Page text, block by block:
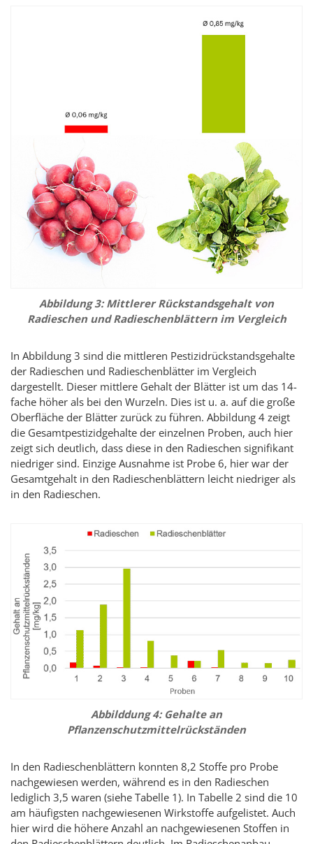
Abbildung 3: Mittlerer Rückstandsgehalt von
Radieschen und Radieschenblättern im Vergleich
In Abbildung 3 sind die mittleren Pestizidrückstandsgehalte
der Radieschen und Radieschenblätter im Vergleich
dargestellt. Dieser mittlere Gehalt der Blätter ist um das 14-
fache höher als bei den Wurzeln. Dies ist u. a. auf die große
Oberfläche der Blätter zurück zu führen. Abbildung 4 zeigt
die Gesamtpestizidgehalte der einzelnen Proben, auch hier
zeigt sich deutlich, dass diese in den Radieschen signifikant
niedriger sind. Einzige Ausnahme ist Probe 6, hier war der
Gesamtgehalt in den Radieschenblättern leicht niedriger als
in den Radieschen.
Abbilddung 4: Gehalte an
Pflanzenschutzmittelrückständen
In den Radieschenblättern konnten 8,2 Stoffe pro Probe
nachgewiesen werden, während es in den Radieschen
lediglich 3,5 waren (siehe Tabelle 1). In Tabelle 2 sind die 10
am häufigsten nachgewiesenen Wirkstoffe aufgelistet. Auch
hier wird die höhere Anzahl an nachgewiesenen Stoffen in